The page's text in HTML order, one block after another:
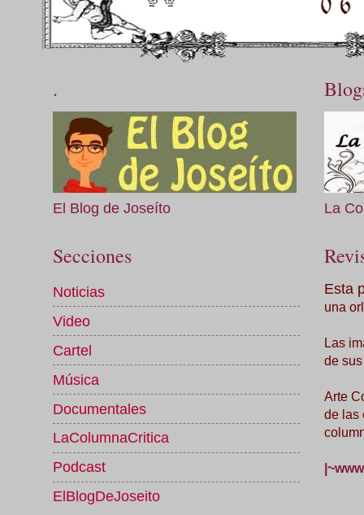
.
El Blog de Joseíto
Secciones
Noticias
Video
Cartel
Música
Documentales
LaColumnaCritica
Podcast
ElBlogDeJoseito
La
Esta
una
Las
de
Arte
de las